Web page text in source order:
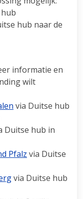
hub naar de
informatie en
wilt
via Duitse hub
Duitse hub in
Pfalz via Duitse
via Duitse hub